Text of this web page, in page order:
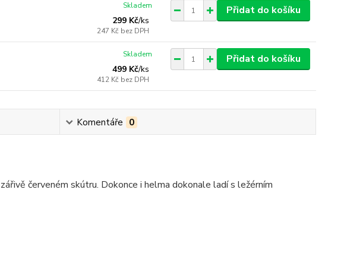
299 Kč/ks
247 Kč bez DPH
Skladem Přidat do košíku
499 Kč/ks
412 Kč bez DPH
Skladem Přidat do košíku
Komentáře 0
červeném skútru. Dokonce i helma dokonale ladí s ležérním